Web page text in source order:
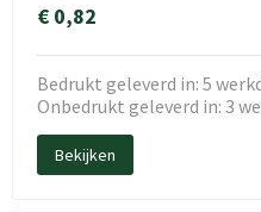
€ 0,82
Bedrukt geleverd in: 5
Onbedrukt geleverd in: 3
Bekijken